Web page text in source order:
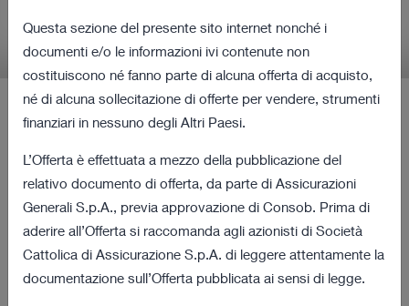
Informazioni rilevanti in relazione all'Offerta e alla
Procedura di Obbligo di Acquisto
Ultimi Comunicati Stampa
12 agosto 2022 18:00
Revoca dalla quotazione e negoziazione
delle azioni ordinarie di Cattolica a decorrere
dalla data odierna
167 KB
Questa sezione del presente sito internet nonché i
documenti e/o le informazioni ivi contenute non
costituiscono né fanno parte di alcuna offerta di acquisto,
né di alcuna sollecitazione di offerte per vendere, strumenti
finanziari in nessuno degli Altri Paesi.
L’Offerta è effettuata a mezzo della pubblicazione del
relativo documento di offerta, da parte di Assicurazioni
Generali S.p.A., previa approvazione di Consob. Prima di
aderire all’Offerta si raccomanda agli azionisti di Società
Cattolica di Assicurazione S.p.A. di leggere attentamente la
documentazione sull’Offerta pubblicata ai sensi di legge.